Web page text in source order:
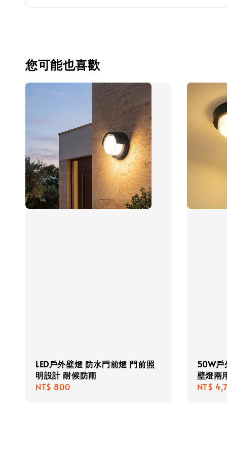
您可能也喜歡
LED戶外壁燈 防水門前燈 門前照
明設計 耐候防雨
Regular
NT$ 800
50W戶
壁燈兩
NT$